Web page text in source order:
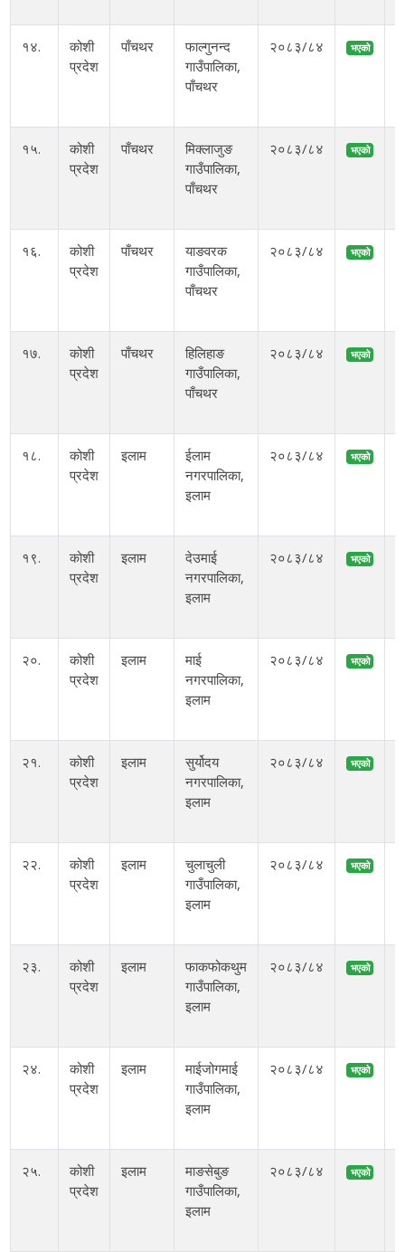
१४.
कोशी
प्रदेश
पाँचथर
फाल्गुनन्द
गाउँपालिका,
पाँचथर
२०८३/८४ भएको
१५.
कोशी
प्रदेश
पाँचथर
मिक्लाजुङ
गाउँपालिका,
पाँचथर
२०८३/८४ भएको
१६.
कोशी
प्रदेश
पाँचथर
याङवरक
गाउँपालिका,
पाँचथर
२०८३/८४ भएको
१७.
कोशी
प्रदेश
पाँचथर
हिलिहाङ
गाउँपालिका,
पाँचथर
२०८३/८४ भएको
१८.
कोशी
प्रदेश
इलाम
ईलाम
नगरपालिका,
इलाम
२०८३/८४ भएको
१९.
कोशी
प्रदेश
इलाम
देउमाई
नगरपालिका,
इलाम
२०८३/८४ भएको
२०.
कोशी
प्रदेश
इलाम
माई
नगरपालिका,
इलाम
२०८३/८४ भएको
२१.
कोशी
प्रदेश
इलाम
सुर्योदय
नगरपालिका,
इलाम
२०८३/८४ भएको
२२.
कोशी
प्रदेश
इलाम
चुलाचुली
गाउँपालिका,
इलाम
२०८३/८४ भएको
२३.
कोशी
प्रदेश
इलाम
फाकफोकथुम
गाउँपालिका,
इलाम
२०८३/८४ भएको
२४.
कोशी
प्रदेश
इलाम
माईजोगमाई
गाउँपालिका,
इलाम
२०८३/८४ भएको
२५.
कोशी
प्रदेश
इलाम
माङसेबुङ
गाउँपालिका,
इलाम
२०८३/८४ भएको